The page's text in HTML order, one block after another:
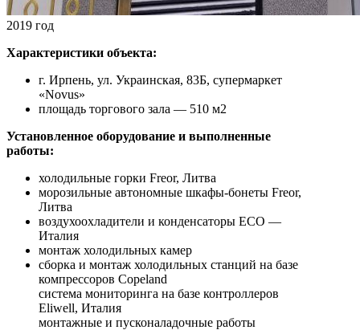
2019 год
Характеристики объекта:
г. Ирпень, ул. Украинская, 83Б, супермаркет
«Novus»
площадь торгового зала — 510 м2
Установленное оборудование и выполненные
работы:
холодильные горки Freor, Литва
морозильные автономные шкафы-бонеты Freor,
Литва
воздухоохладители и конденсаторы ЕСО —
Италия
монтаж холодильных камер
сборка и монтаж холодильных станций на базе
компрессоров Copeland
система мониторинга на базе контроллеров
Eliwell, Италия
монтажные и пусконаладочные работы